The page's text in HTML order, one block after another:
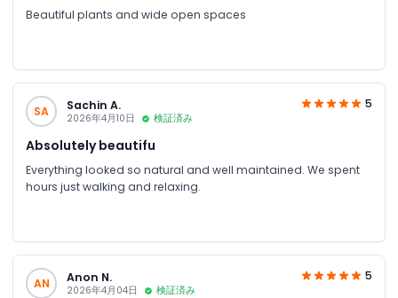
Beautiful plants and wide open spaces
SA Sachin A.
2026年4月10日 検証済み
5
Absolutely beautifu
Everything looked so natural and well maintained. We spent
hours just walking and relaxing.
AN Anon N.
2026年4月04日 検証済み
5